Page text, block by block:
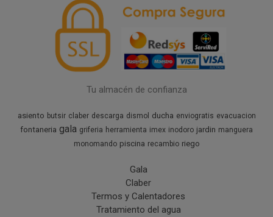
Tu almacén de confianza
asiento butsir claber descarga dismol ducha enviogratis evacuacion
fontaneria gala griferia herramienta imex inodoro jardin manguera
monomando piscina recambio riego
Gala
Claber
Termos y Calentadores
Tratamiento del agua